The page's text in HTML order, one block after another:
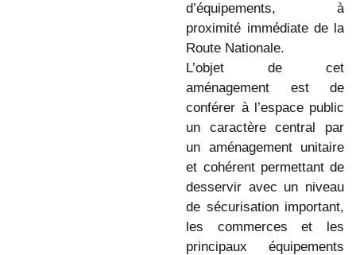
d’équipements, à
proximité immédiate de la
Route Nationale.
L’objet de cet
aménagement est de
conférer à l’espace public
un caractère central par
un aménagement unitaire
et cohérent permettant de
desservir avec un niveau
de sécurisation important,
les commerces et les
principaux équipements